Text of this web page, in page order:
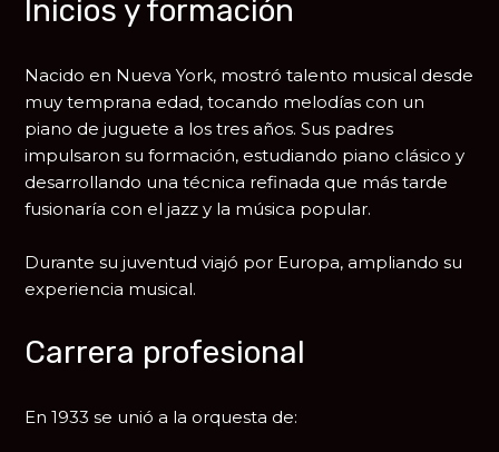
Inicios y formación
Nacido en Nueva York, mostró talento musical desde
muy temprana edad, tocando melodías con un
piano de juguete a los tres años. Sus padres
impulsaron su formación, estudiando piano clásico y
desarrollando una técnica refinada que más tarde
fusionaría con el jazz y la música popular.
Durante su juventud viajó por Europa, ampliando su
experiencia musical.
Carrera profesional
En 1933 se unió a la orquesta de: